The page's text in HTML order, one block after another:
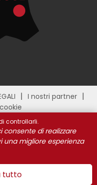
I nostri partner
controllarli.
consente di realizzare
una migliore esperienza
tutto